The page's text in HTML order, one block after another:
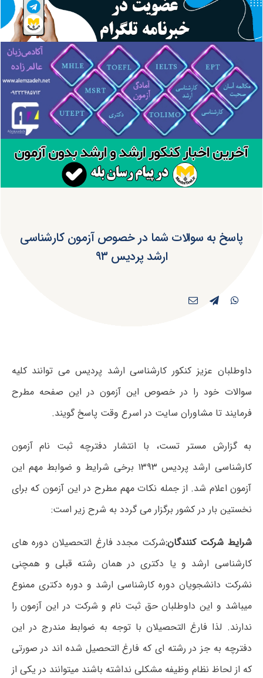
پاسخ به سوالات شما در خصوص آزمون کارشناسی
ارشد پردیس ۹۳
داوطلبان عزیز کنکور کارشناسی ارشد پردیس می توانند کلیه
سوالات خود را در خصوص این آزمون در این صفحه مطرح
فرمایند تا مشاوران سایت در اسرع وقت پاسخ گویند.
به گزارش مستر تست، با انتشار دفترچه ثبت نام آزمون
کارشناسی ارشد پردیس ۱۳۹۳ برخی شرایط و ضوابط مهم این
آزمون اعلام شد. از جمله نکات مهم مطرح در این آزمون که برای
نخستین بار در کشور برگزار می گردد به شرح زیر است:
شرایط شرکت کنندگان:شرکت مجدد فارغ التحصیلان دوره های
کارشناسی ارشد و یا دکتری در همان رشته قبلی و همچنی
نشرکت دانشجویان دوره کارشناسی ارشد و دوره دکتری ممنوع
میباشد و این داوطلبان حق ثبت نام و شرکت در این آزمون را
ندارند. لذا فارغ التحصیلان با توجه به ضوابط مندرج در این
دفترچه به جز در رشته ای که فارغ التحصیل شده اند در صورتی
که از لحاظ نظام وظیفه مشکلی نداشته باشند میتوانند در یکی از